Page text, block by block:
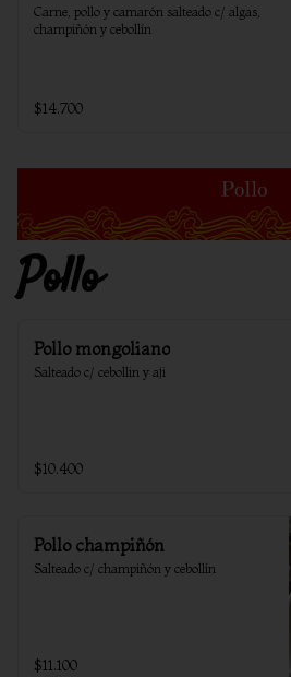
Carne, pollo y camarón salteado c/ algas,
champiñón y cebollín
$14.700
Pollo
Pollo mongoliano
Salteado c/ cebollin y aji
$10.400
Pollo champiñón
Salteado c/ champiñón y cebollín
$11.100